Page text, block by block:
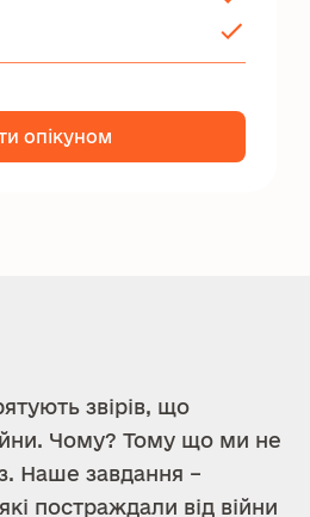
опікуном
звірів, що
Чому? Тому що ми не
Наше завдання –
постраждали від війни